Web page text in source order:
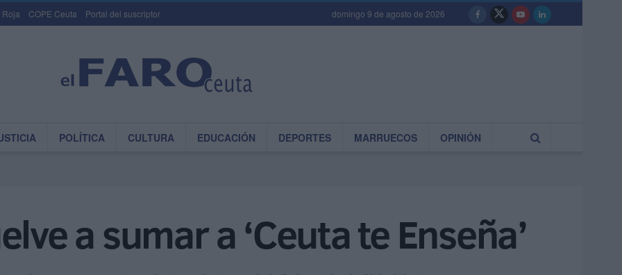
Roja COPE Ceuta Portal del suscriptor domingo 9 de agosto de 2026
POLÍTICA CULTURA EDUCACIÓN DEPORTES MARRUECOS OPINIÓN
a sumar a ‘Ceuta te Enseña’